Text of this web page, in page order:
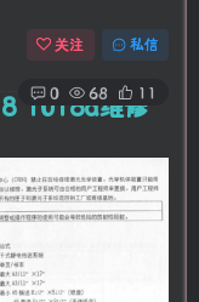
关注 私信
0 68 11
1018d维修